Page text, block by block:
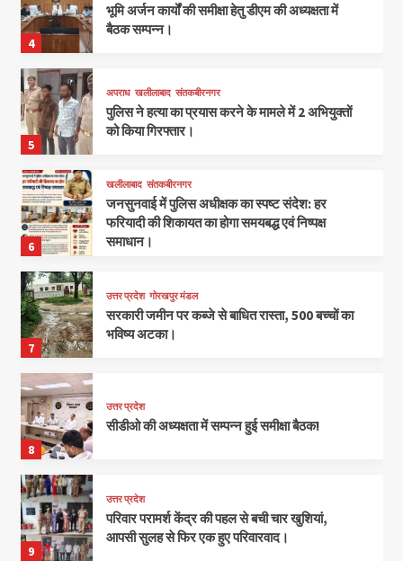
4
भूमि अर्जन कार्यों की समीक्षा हेतु डीएम की अध्यक्षता में
बैठक सम्पन्न।
5
अपराध खलीलाबाद संतकबीरनगर
पुलिस ने हत्या का प्रयास करने के मामले में 2 अभियुक्तों
को किया गिरफ्तार।
6
खलीलाबाद संतकबीरनगर
जनसुनवाई में पुलिस अधीक्षक का स्पष्ट संदेश: हर
फरियादी की शिकायत का होगा समयबद्ध एवं निष्पक्ष
समाधान।
7
उत्तर प्रदेश गोरखपुर मंडल
सरकारी जमीन पर कब्जे से बाधित रास्ता, 500 बच्चों का
भविष्य अटका।
8
उत्तर प्रदेश
सीडीओ की अध्यक्षता में सम्पन्न हुई समीक्षा बैठक!
9
उत्तर प्रदेश
परिवार परामर्श केंद्र की पहल से बची चार खुशियां,
आपसी सुलह से फिर एक हुए परिवारवाद।